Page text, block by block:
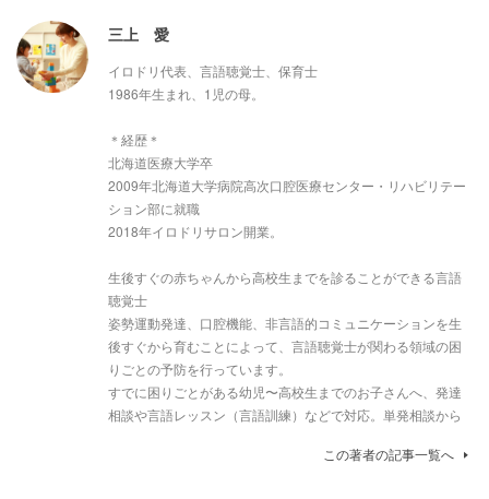
三上 愛
イロドリ代表、言語聴覚士、保育士
1986年生まれ、1児の母。
＊経歴＊
北海道医療大学卒
2009年北海道大学病院高次口腔医療センター・リハビリテー
ション部に就職
2018年イロドリサロン開業。
生後すぐの赤ちゃんから高校生までを診ることができる言語
聴覚士
姿勢運動発達、口腔機能、非言語的コミュニケーションを生
後すぐから育むことによって、言語聴覚士が関わる領域の困
りごとの予防を行っています。
すでに困りごとがある幼児〜高校生までのお子さんへ、発達
相談や言語レッスン（言語訓練）などで対応。単発相談から
この著者の記事一覧へ